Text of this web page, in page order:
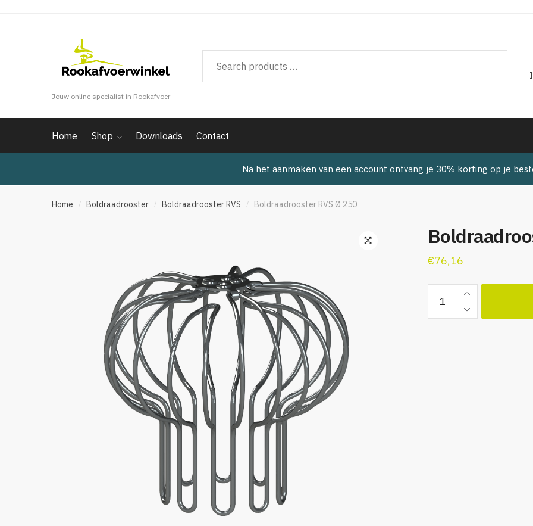
Jouw online specialist in Rookafvoer
Home Shop Downloads Contact
Na het aanmaken van een account ontvang je 30% korting op je
Home / Boldraadrooster / Boldraadrooster RVS / Boldraadrooster RVS Ø 250
€76,16
Boldraadrooster
RVS
Ø